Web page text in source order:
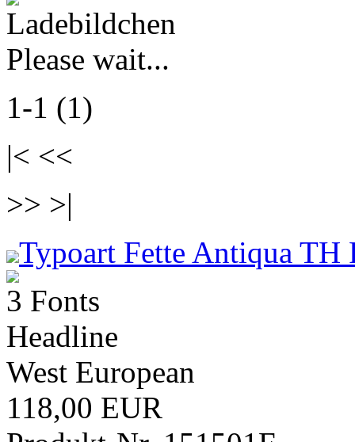
Please wait...
1-1 (1)
|< <<
>> >|
Typoart Fette Antiqua TH
3 Fonts
Headline
West European
118,00 EUR